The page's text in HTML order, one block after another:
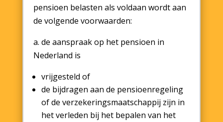
pensioen belasten als voldaan wordt aan
de volgende voorwaarden:
a. de aanspraak op het pensioen in
Nederland is
vrijgesteld of
de bijdragen aan de pensioenregeling
of de verzekeringsmaatschappij zijn in
het verleden bij het bepalen van het